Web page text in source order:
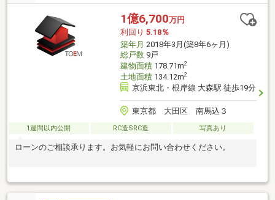
1億6,700万円
利回り 5.18％
築年月 2018年3月(築8年6ヶ月)
総戸数9戸
建物面積178.71m2
土地面積134.12m2
京浜東北・根岸線 大森駅 徒歩19分
東京都 大田区 南馬込３
1週間以内公開 RC造SRC造 写真あり
ローンのご相談承ります。お気軽にお問い合わせください。